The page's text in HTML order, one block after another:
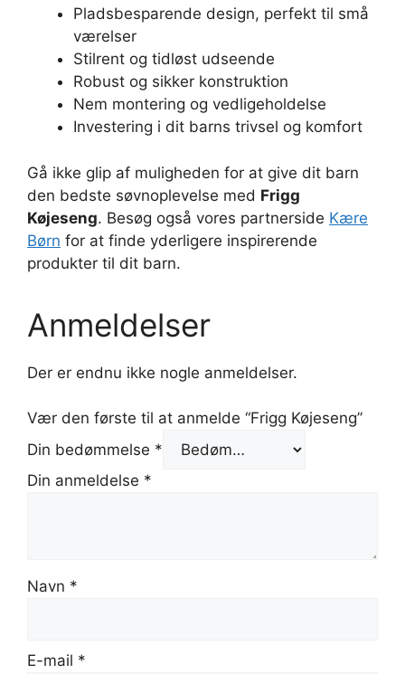
Pladsbesparende design, perfekt til små
værelser
Stilrent og tidløst udseende
Robust og sikker konstruktion
Nem montering og vedligeholdelse
Investering i dit barns trivsel og komfort
Gå ikke glip af muligheden for at give dit barn
den bedste søvnoplevelse med Frigg
Køjeseng. Besøg også vores partnerside Kære
Børn for at finde yderligere inspirerende
produkter til dit barn.
Anmeldelser
Der er endnu ikke nogle anmeldelser.
Vær den første til at anmelde “Frigg Køjeseng”
Din bedømmelse *
Din anmeldelse *
Navn *
E-mail *